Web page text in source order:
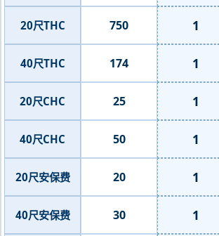
20尺THC 750 1
40尺THC 174 1
20尺CHC 25 1
40尺CHC 50 1
20尺安保费 20 1
40尺安保费 30 1